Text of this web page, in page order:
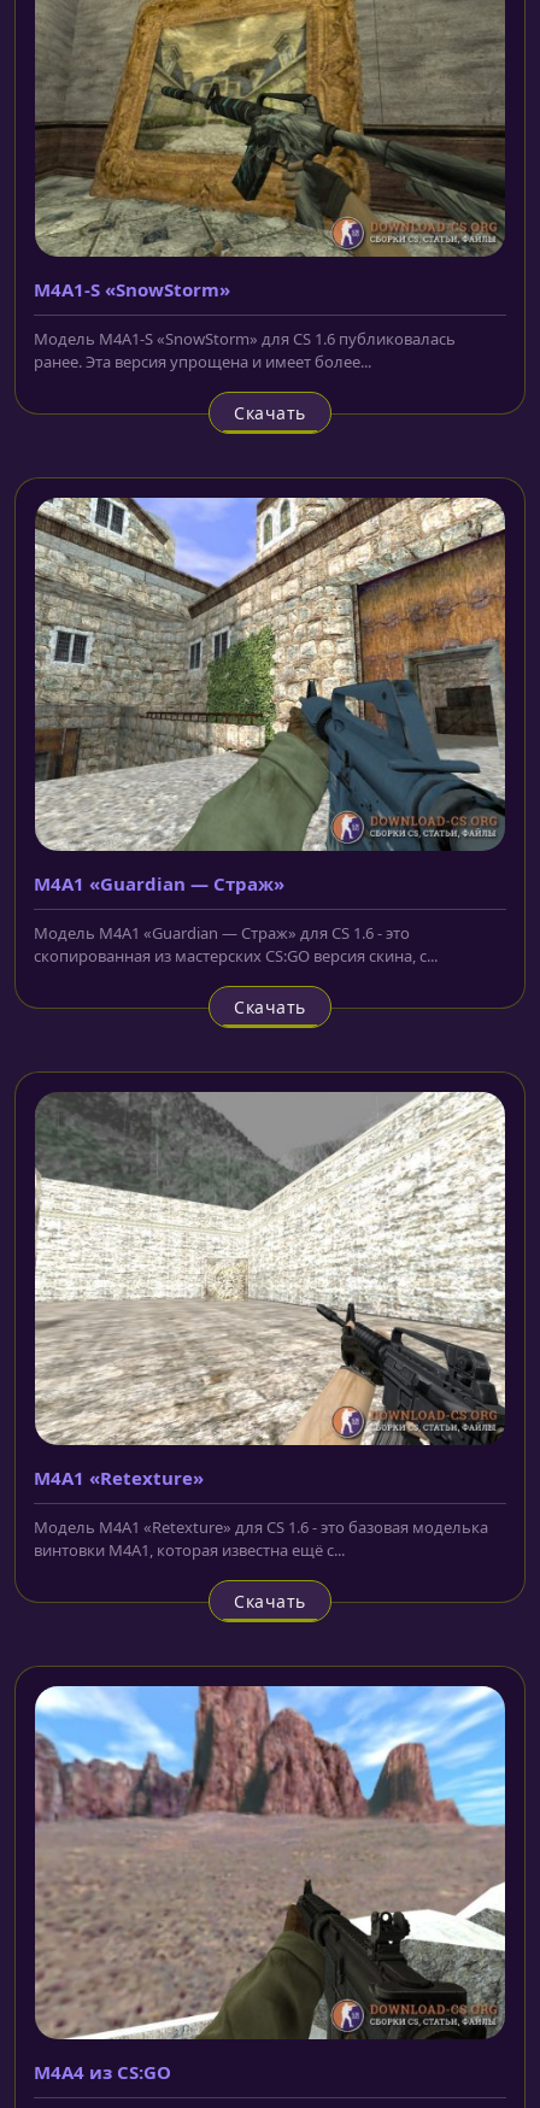
M4A1-S «SnowStorm»
Модель M4A1-S «SnowStorm» для CS 1.6 публиковалась
ранее. Эта версия упрощена и имеет более...
Скачать
M4A1 «Guardian — Страж»
Модель M4A1 «Guardian — Страж» для CS 1.6 - это
скопированная из мастерских CS:GO версия скина, с...
Скачать
M4A1 «Retexture»
Модель M4A1 «Retexture» для CS 1.6 - это базовая моделька
винтовки M4A1, которая известна ещё с...
Скачать
M4A4 из CS:GO